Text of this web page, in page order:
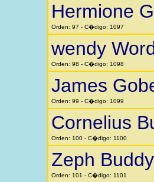
Hermione
Orden: 97 - C�digo: 1097
wendy
Orden: 98 - C�digo: 1098
James
Orden: 99 - C�digo: 1099
Cornelius
Orden: 100 - C�digo: 1100
Zeph
Orden: 101 - C�digo: 1101